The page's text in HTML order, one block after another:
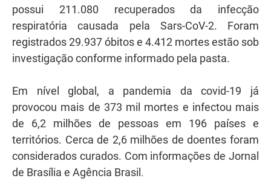
possui 211.080 recuperados da infecção
respiratória causada pela Sars-CoV-2. Foram
registrados 29.937 óbitos e 4.412 mortes estão sob
investigação conforme informado pela pasta.
Em nível global, a pandemia da covid-19 já
provocou mais de 373 mil mortes e infectou mais
de 6,2 milhões de pessoas em 196 países e
territórios. Cerca de 2,6 milhões de doentes foram
considerados curados. Com informações de Jornal
de Brasília e Agência Brasil.